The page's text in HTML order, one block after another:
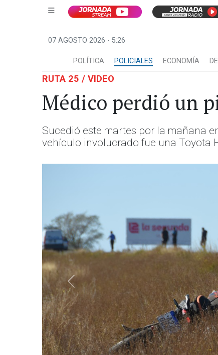
07 AGOSTO 2026 - 5:26
POLÍTICA POLICIALES ECONOMÍA
RUTA 25 / VIDEO
Médico perdió un
Sucedió este martes por la mañana
vehículo involucrado fue una Toyota
Anterior